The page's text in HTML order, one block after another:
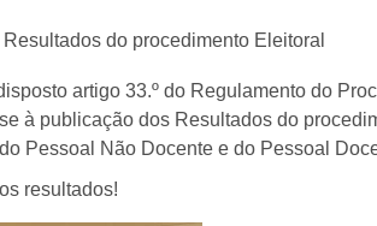
do procedimento Eleitoral
artigo 33.º do Regulamento do
à publicação dos Resultados do
Pessoal Não Docente e do Pessoal
os resultados!